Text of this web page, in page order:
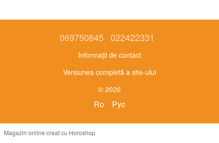
069750845 022422331
Informații de contact
Versiunea completă a site-ului
© 2026
Ro Рус
Magazin online creat cu Horoshop